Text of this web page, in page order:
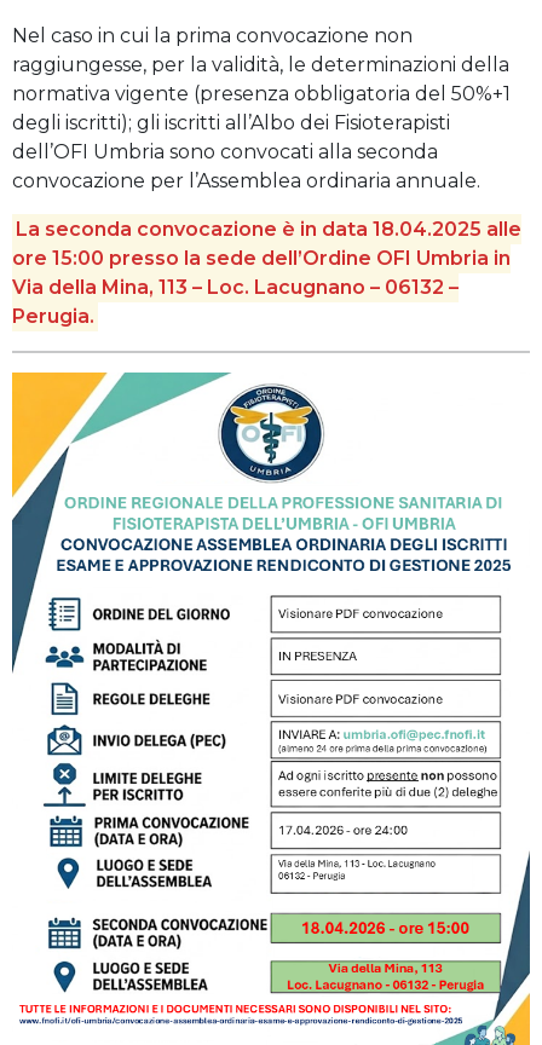
Nel caso in cui la prima convocazione non
raggiungesse, per la validità, le determinazioni della
normativa vigente (presenza obbligatoria del 50%+1
degli iscritti); gli iscritti all’Albo dei Fisioterapisti
dell’OFI Umbria sono convocati alla seconda
convocazione per l’Assemblea ordinaria annuale.
La seconda convocazione è in data 18.04.2025 alle
ore 15:00 presso la sede dell’Ordine OFI Umbria in
Via della Mina, 113 – Loc. Lacugnano – 06132 –
Perugia.